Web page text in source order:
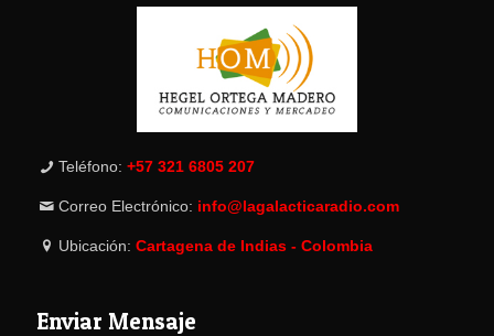
Teléfono: +57 321 6805 207
Correo Electrónico: info@lagalacticaradio.com
Ubicación: Cartagena de Indias - Colombia
Enviar Mensaje